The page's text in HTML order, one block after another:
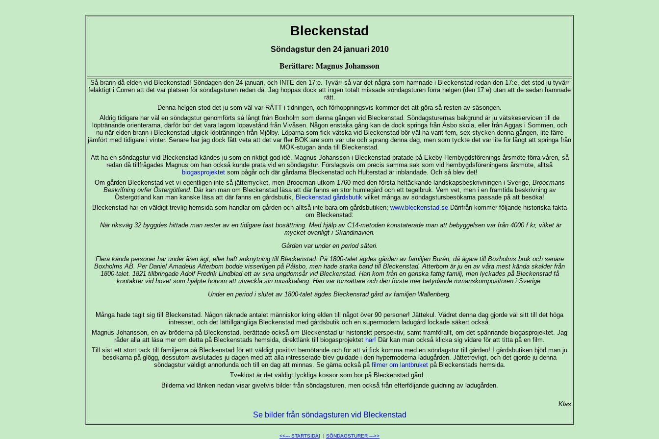
Bleckenstad
Söndagstur den 24 januari 2010
Berättare: Magnus Johansson
Så brann då elden vid Bleckenstad! Söndagen den 24 januari, och INTE den 17:e. Tyvärr så var det några som hamnade i Bleckenstad redan den 17:e, det stod ju tyvärr
felaktigt i Corren att det var platsen för söndagsturen redan då. Jag hoppas dock att ingen totalt missade söndagsturen förra helgen (den 17:e) utan att de sedan hamnade
rätt.
Denna helgen stod det ju som väl var RÄTT i tidningen, och förhoppningsvis kommer det att göra så resten av säsongen.
Aldrig tidigare har väl en söndagstur genomförts så långt från Boxholm som denna gången vid Bleckenstad. Söndagsturernas bakgrund är ju vätskeservicen till de
löptränande orienterarna, därför bör det vara lagom löpavstånd från Vivåsen. Någon enstaka gång kan de dock springa från Åsbo skola, eller från Aggas i Sommen, och
nu när elden brann i Bleckenstad utgick löpträningen från Mjölby. Löparna som fick vätska vid Bleckenstad bör väl ha varit fem, sex stycken denna gången, lite färre
jämfört med tidigare i vinter. Senare har jag dock fått veta att det var fler BOK:are som var ute och sprang denna dag, men som tyckte det var lite för långt att springa från
MOK-stugan ända till Bleckenstad.
Att ha en söndagstur vid Bleckenstad kändes ju som en riktigt god idé. Magnus Johansson i Bleckenstad pratade på Ekeby Hembygdsförenings årsmöte förra våren, så
redan då tillfrågades Magnus om han också kunde prata vid en söndagstur. Förslagsvis om precis samma sak som vid hembygdsföreningens årsmöte, alltså
biogasprojektetsom pågår och där gårdarna Bleckenstad och Hulterstad är inblandade. Och så blev det!
Om gården Bleckenstad vet vi egentligen inte så jättemycket, men Broocman utkom 1760 med den första heltäckande landskapsbeskrivningen i Sverige, Broocmans
Beskrifning övfer Östergötland. Där kan man om Bleckenstad läsa att där fanns en stor humlegård och ett tegelbruk. Vem vet, men i en framtida beskrivning av
Östergötland kan man kanske läsa att där fanns en gårdsbutik, Bleckenstad gårdsbutik vilket många av söndagstursbesökarna passade på att besöka!
Bleckenstad har en väldigt trevlig hemsida som handlar om gården och alltså inte bara om gårdsbutiken; www.bleckenstad.se Därifrån kommer följande historiska fakta
om Bleckenstad:
När riksväg 32 byggdes hittade man rester av en tidigare fast bosättning. Med hjälp av C14-metoden konstaterade man att bebyggelsen var från 4000 f kr, vilket är
mycket ovanligt i Skandinavien.
Gården var under en period säteri.
Flera kända personer har under åren ägt, eller haft anknytning till Bleckenstad. På 1800-talet ägdes gården av familjen Burén, då ägare till Boxholms bruk och senare
Boxholms AB. Per Daniel Amadeus Atterbom bodde visserligen på Pålsbo, men hade starka band till Bleckenstad. Atterbom är ju en av våra mest kända skalder från
1800-talet. 1821 tillbringade Adolf Fredrik Lindblad ett av sina ungdomsår vid Bleckenstad. Han kom från en ganska fattig familj, men lyckades på Bleckenstad få
kontakter vid hovet som hjälpte honom att utveckla sin musiktalang. Han var tonsättare och den förste mer betydande romanskompositören i Sverige.
Under en period i slutet av 1800-talet ägdes Bleckenstad gård av familjen Wallenberg.
Många hade tagit sig till Bleckenstad. Någon räknade antalet människor kring elden till något över 90 personer! Jättekul. Vädret denna dag gjorde väl sitt till det höga
intresset, och det lättillgängliga Bleckenstad med gårdsbutik och en supermodern ladugård lockade säkert också.
Magnus Johansson, en av bröderna på Bleckenstad, berättade också om Bleckenstad ur historiskt perspektiv, samt framförallt, om det spännande biogasprojektet. Jag
råder alla att läsa mer om detta på Bleckenstads hemsida, direktlänk till biogasprojektet här! Där kan man också klicka sig vidare för att titta på en film.
Till sist ett stort tack till familjerna på Bleckenstad för ett väldigt positivt bemötande och för att vi fick komma med en söndagstur till gården! I gårdsbutiken bjöd man ju
besökarna på glögg, dessutom avslutades ju dagen med att alla intresserade blev guidade i den hypermoderna ladugården. Jättetrevligt, och det gjorde ju denna
söndagstur väldigt annorlunda och till en dag att minnas. Se gärna också på filmer om lantbruket på Bleckenstads hemsida.
Tveklöst är det väldigt lyckliga kossor som bor på Bleckenstad gård...
Bilderna vid länken nedan visar givetvis bilder från söndagsturen, men också från efterföljande guidning av ladugården.
Klas
Se bilder från söndagsturen vid Bleckenstad
<<--- STARTSIDA| | SÖNDAGSTURER --->>